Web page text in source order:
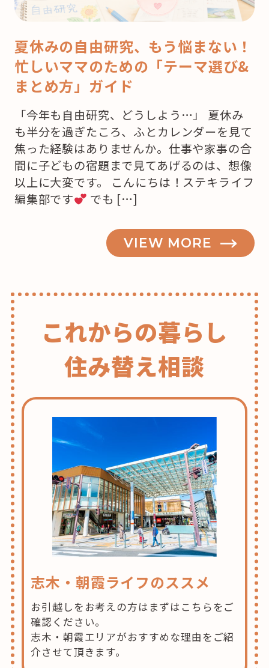
夏休みの自由研究、もう悩まない！
忙しいママのための「テーマ選び&
まとめ方」ガイド
「今年も自由研究、どうしよう…」 夏休み
も半分を過ぎたころ、ふとカレンダーを見て
焦った経験はありませんか。仕事や家事の合
間に子どもの宿題まで見てあげるのは、想像
以上に大変です。 こんにちは！ステキライフ
編集部です
でも […]
VIEW MORE
これからの暮らし
住み替え相談
志木・朝霞ライフのススメ
お引越しをお考えの方はまずはこちらをご
確認ください。
志木・朝霞エリアがおすすめな理由をご紹
介させて頂きます。